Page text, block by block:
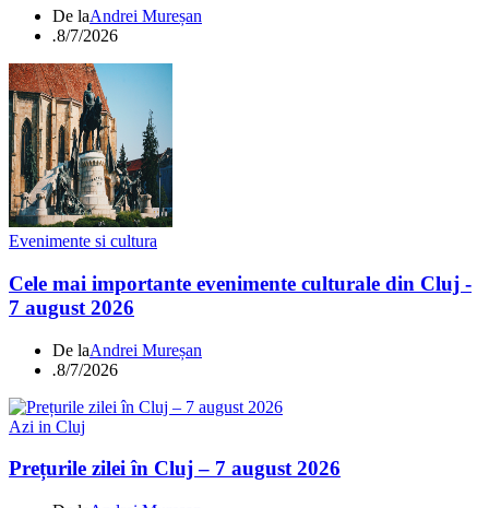
De laAndrei Mureșan
.8/7/2026
Evenimente si cultura
Cele mai importante evenimente culturale din Cluj -
7 august 2026
De laAndrei Mureșan
.8/7/2026
Azi in Cluj
Prețurile zilei în Cluj – 7 august 2026